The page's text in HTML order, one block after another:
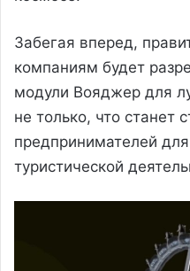
Забегая вперед,
компаниям будет
модули Вояджер для
не только, что станет
предпринимателей
туристической